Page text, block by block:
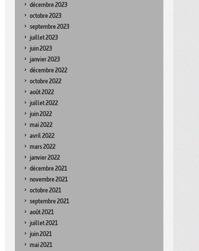
décembre 2023
octobre 2023
septembre 2023
juillet 2023
juin 2023
janvier 2023
décembre 2022
octobre 2022
août 2022
juillet 2022
juin 2022
mai 2022
avril 2022
mars 2022
janvier 2022
décembre 2021
novembre 2021
octobre 2021
septembre 2021
août 2021
juillet 2021
juin 2021
mai 2021